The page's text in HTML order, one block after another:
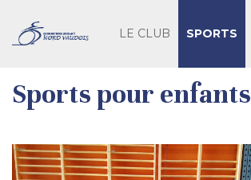
LE CLUB SPORTS
Sports pour enfants